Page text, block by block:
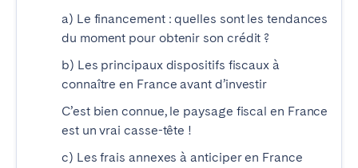
a) Le financement : quelles sont les tendances
du moment pour obtenir son crédit ?
b) Les principaux dispositifs fiscaux à
connaître en France avant d’investir
C’est bien connue, le paysage fiscal en France
est un vrai casse-tête !
c) Les frais annexes à anticiper en France
ROYAUME-UNI
ANGLETERRE
Birmingham